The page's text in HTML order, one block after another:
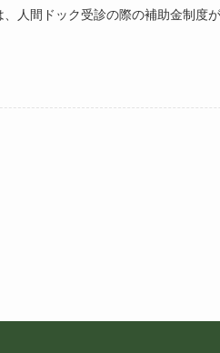
人間ドック受診の際の補助金制度